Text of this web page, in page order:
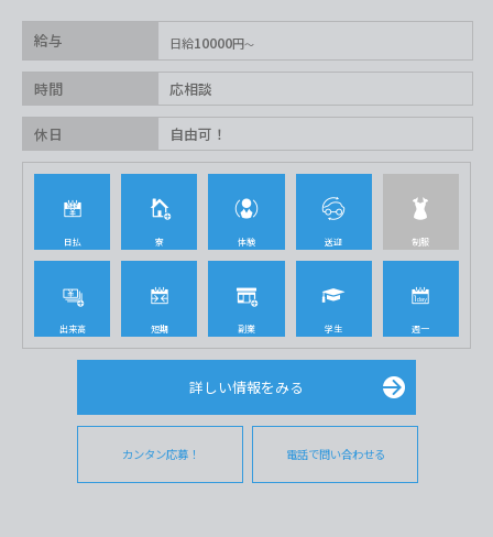
給与 日給10000円
時間 応相談
休日 自由可！
日払 寮 体験 送迎 制服
出来高 短期 副業 学生 週一
詳しい情報をみる
カンタン応募！ 電話で問い合わせる